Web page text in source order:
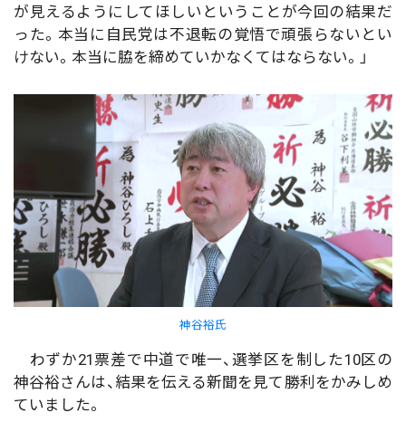
が見えるようにしてほしいということが今回の結果だ
った。本当に自民党は不退転の覚悟で頑張らないとい
けない。本当に脇を締めていかなくてはならない。」
神谷裕氏
わずか21票差で中道で唯一、選挙区を制した10区の
神谷裕さんは、結果を伝える新聞を見て勝利をかみしめ
ていました。